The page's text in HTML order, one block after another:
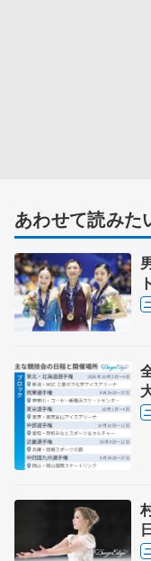
あわせて読みた